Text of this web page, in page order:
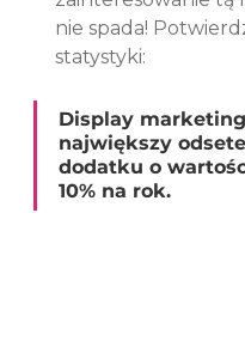
nie spada!
statystyki:
Display
największy
dodatku o
10% na rok.